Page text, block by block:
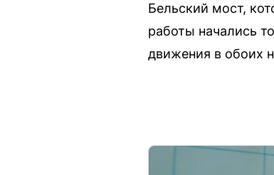
Бельский мост,
работы начались
движения в обоих